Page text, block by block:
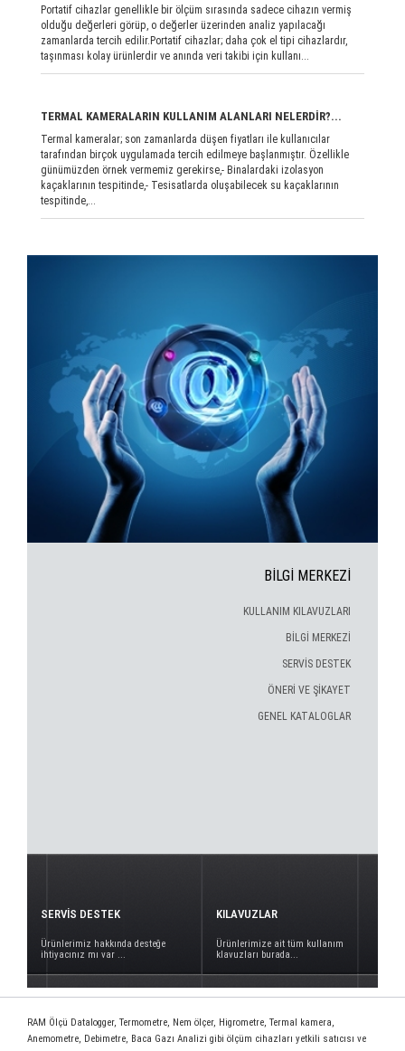
Portatif cihazlar genellikle bir ölçüm sırasında sadece cihazın vermiş
olduğu değerleri görüp, o değerler üzerinden analiz yapılacağı
zamanlarda tercih edilir.Portatif cihazlar; daha çok el tipi cihazlardır,
taşınması kolay ürünlerdir ve anında veri takibi için kullanı...
TERMAL KAMERALARIN KULLANIM ALANLARI NELERDİR?...
Termal kameralar; son zamanlarda düşen fiyatları ile kullanıcılar
tarafından birçok uygulamada tercih edilmeye başlanmıştır. Özellikle
günümüzden örnek vermemiz gerekirse,- Binalardaki izolasyon
kaçaklarının tespitinde,- Tesisatlarda oluşabilecek su kaçaklarının
tespitinde,...
BİLGİ MERKEZİ
KULLANIM KILAVUZLARI
BİLGİ MERKEZİ
SERVİS DESTEK
ÖNERİ VE ŞİKAYET
GENEL KATALOGLAR
SERVİS DESTEK
Ürünlerimiz hakkında desteğe
ihtiyacınız mı var ...
KILAVUZLAR
Ürünlerimize ait tüm kullanım
klavuzları burada...
RAM Ölçü Datalogger, Termometre, Nem ölçer, Higrometre, Termal kamera,
Anemometre, Debimetre, Baca Gazı Analizi gibi ölçüm cihazları yetkili satıcısı ve